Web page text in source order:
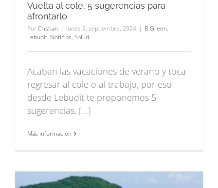
Vuelta al cole, 5 sugerencias para
afrontarlo
PorCristian | lunes 2, septiembre, 2024 | B.Green,
Lebudit, Noticias, Salud
Acaban las vacaciones de verano y toca
regresar al cole o al trabajo, por eso
desde Lebudit te proponemos 5
sugerencias. […]
Más información